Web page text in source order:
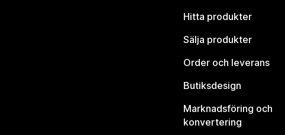
Hitta produkter
Sälja produkter
Order och leverans
Butiksdesign
Marknadsföring och
konvertering